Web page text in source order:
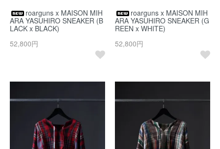
roarguns x MAISON MIH
ARA YASUHIRO SNEAKER (B
LACK x BLACK)
52,800円
roarguns x MAISON MIH
ARA YASUHIRO SNEAKER (G
REEN x WHITE)
52,800円